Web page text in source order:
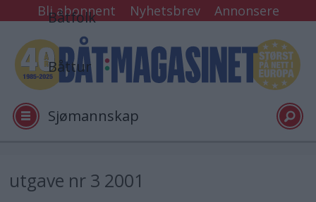
Bli abonnent Nyhetsbrev Annonsere
Båtfolk
Båttur
Sjømannskap
utgave nr 3 2001